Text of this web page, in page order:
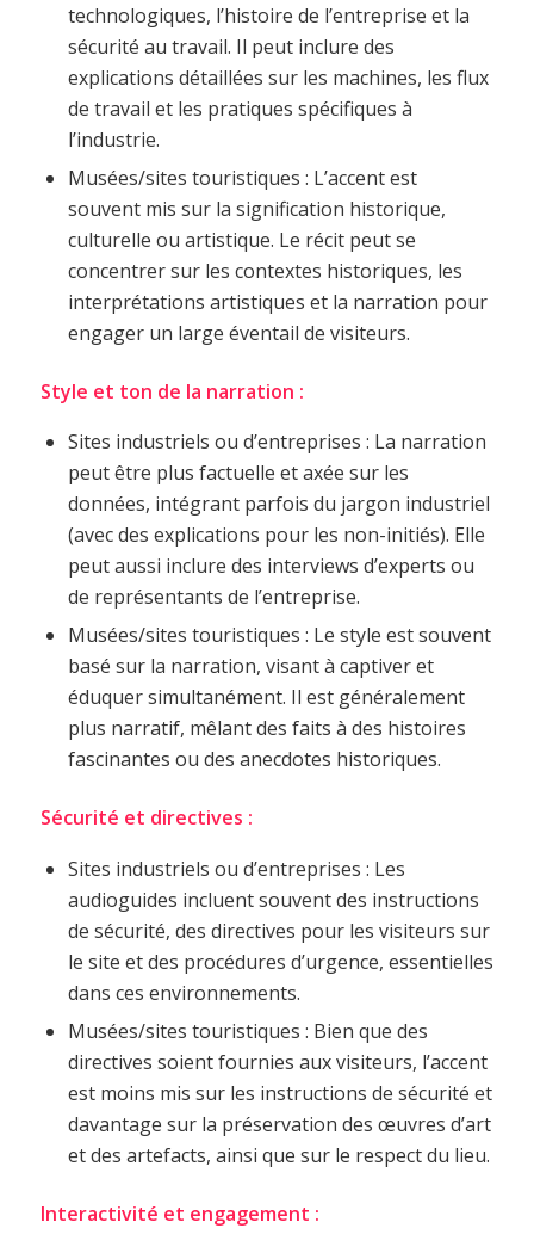
technologiques, l’histoire de l’entreprise et la
sécurité au travail. Il peut inclure des
explications détaillées sur les machines, les flux
de travail et les pratiques spécifiques à
l’industrie.
Musées/sites touristiques : L’accent est
souvent mis sur la signification historique,
culturelle ou artistique. Le récit peut se
concentrer sur les contextes historiques, les
interprétations artistiques et la narration pour
engager un large éventail de visiteurs.
Style et ton de la narration :
Sites industriels ou d’entreprises : La narration
peut être plus factuelle et axée sur les
données, intégrant parfois du jargon industriel
(avec des explications pour les non-initiés). Elle
peut aussi inclure des interviews d’experts ou
de représentants de l’entreprise.
Musées/sites touristiques : Le style est souvent
basé sur la narration, visant à captiver et
éduquer simultanément. Il est généralement
plus narratif, mêlant des faits à des histoires
fascinantes ou des anecdotes historiques.
Sécurité et directives :
Sites industriels ou d’entreprises : Les
audioguides incluent souvent des instructions
de sécurité, des directives pour les visiteurs sur
le site et des procédures d’urgence, essentielles
dans ces environnements.
Musées/sites touristiques : Bien que des
directives soient fournies aux visiteurs, l’accent
est moins mis sur les instructions de sécurité et
davantage sur la préservation des œuvres d’art
et des artefacts, ainsi que sur le respect du lieu.
Interactivité et engagement :